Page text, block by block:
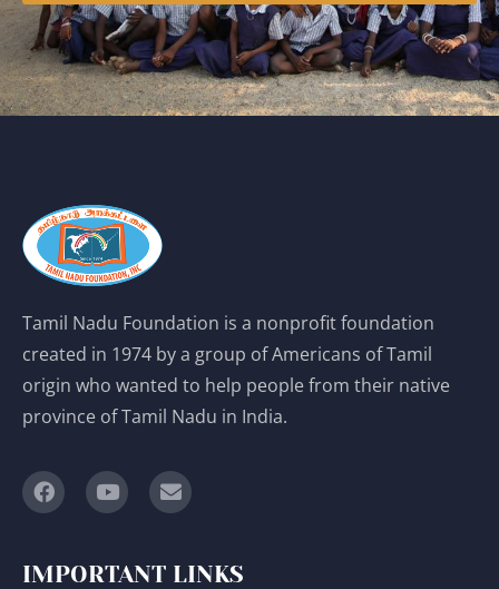
Tamil Nadu Foundation is a nonprofit foundation
created in 1974 by a group of Americans of Tamil
origin who wanted to help people from their native
province of Tamil Nadu in India.
IMPORTANT LINKS